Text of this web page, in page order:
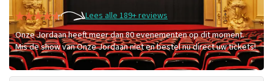
Lees alle 189+ reviews
Onze Jordaan heeft meer dan 80 evenementen op dit moment.
Mis de show van Onze Jordaan niet en bestel nu direct uw tickets!